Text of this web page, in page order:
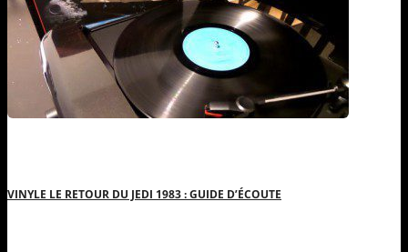
VINYLE LE RETOUR DU JEDI 1983 : GUIDE D’ÉCOUTE